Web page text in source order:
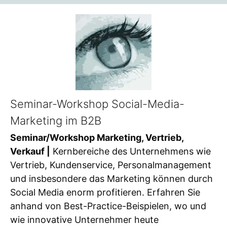
Seminar-Workshop Social-Media-
Marketing im B2B
Seminar/Workshop Marketing, Vertrieb,
Verkauf |
Kernbereiche des Unternehmens wie
Vertrieb, Kundenservice, Personalmanagement
und insbesondere das Marketing können durch
Social Media enorm profitieren. Erfahren Sie
anhand von Best-Practice-Beispielen, wo und
wie innovative Unternehmer heute